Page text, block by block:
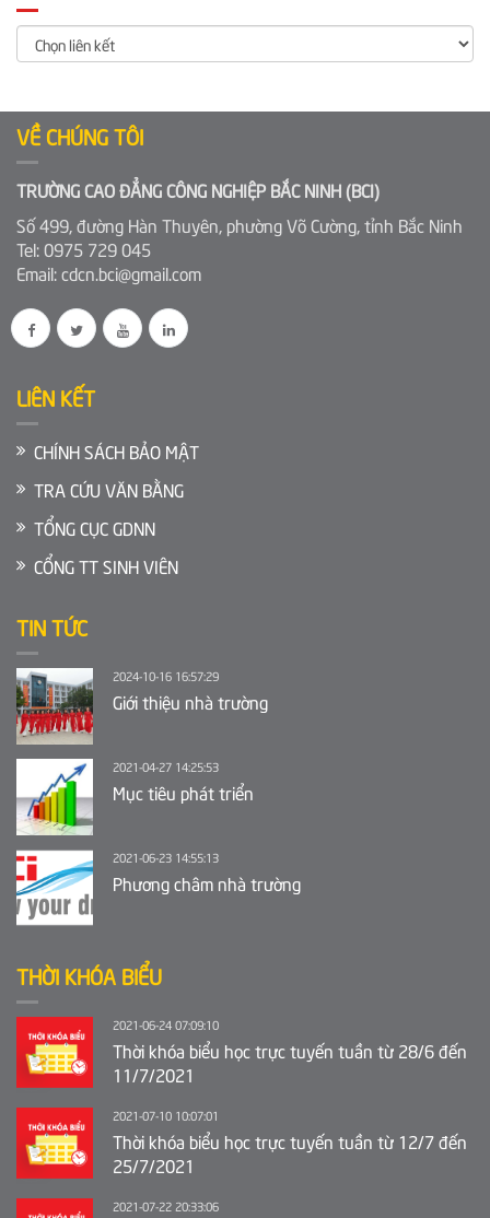
VỀ CHÚNG TÔI
TRƯỜNG CAO ĐẲNG CÔNG NGHIỆP BẮC NINH (BCI)
Số 499, đường Hàn Thuyên, phường Võ Cường, tỉnh Bắc Ninh
Tel: 0975 729 045
Email: cdcn.bci@gmail.com
LIÊN KẾT
CHÍNH SÁCH BẢO MẬT
TRA CỨU VĂN BẰNG
TỔNG CỤC GDNN
CỔNG TT SINH VIÊN
TIN TỨC
2024-10-16 16:57:29
Giới thiệu nhà trường
2021-04-27 14:25:53
Mục tiêu phát triển
2021-06-23 14:55:13
Phương châm nhà trường
THỜI KHÓA BIỂU
2021-06-24 07:09:10
Thời khóa biểu học trực tuyến tuần từ 28/6 đến
11/7/2021
2021-07-10 10:07:01
Thời khóa biểu học trực tuyến tuần từ 12/7 đến
25/7/2021
2021-07-22 20:33:06